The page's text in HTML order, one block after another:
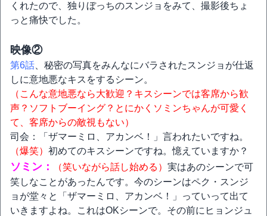
くれたので、独りぼっちのスンジョをみて、撮影後ちょ
っと痛快でした。
映像②
第6話 、秘密の写真をみんなにバラされたスンジョが仕返
しに意地悪なキスをするシーン。
（こんな意地悪なら大歓迎？キスシーンでは客席から歓
声？ソフトブーイング？とにかくソミンちゃんが可愛く
て、客席からの敵視もない）
司会：「ザマーミロ、アカンベ！」言われたいですね。
（爆笑） 初めてのキスシーンですね。憶えていますか？
ソミン： （笑いながら話し始める） 実はあのシーンで可
笑しなことがあったんです。今のシーンはペク・スンジ
ョが堂々と「ザマーミロ、アカンベ！」っていって出て
いきますよね。これはOKシーンで。その前にヒョンジュ